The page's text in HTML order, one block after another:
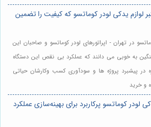
لوازم یدکی لودر کوماتسو که کیفیت را تضمین
در تهران - اپراتورهای لودر کوماتسو و صاحبان این
به خوبی می دانند که عملکرد بی نقص این دستگاه
در پیشبرد پروژه ها و سودآوری کسب وکارشان حیاتی
و خرید
یدکی لودر کوماتسو پرکاربرد برای بهینه‌سازی عملکرد